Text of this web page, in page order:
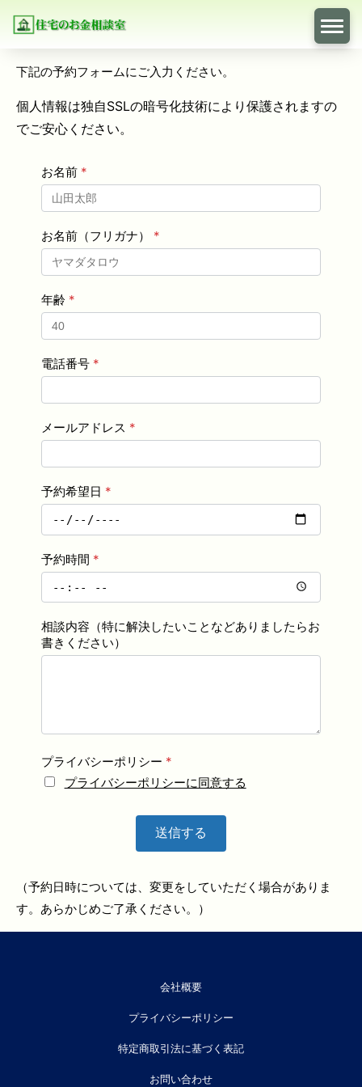
下記の予約フォームにご入力ください。
個人情報は独自SSLの暗号化技術により保護されますの
でご安心ください。
お名前 *
お名前（フリガナ） *
年齢 *
電話番号 *
メールアドレス *
予約希望日 *
予約時間 *
相談内容（特に解決したいことなどありましたらお
書きください）
プライバシーポリシー *
プライバシーポリシーに同意する
送信する
（予約日時については、変更をしていただく場合がありま
す。あらかじめご了承ください。）
会社概要
プライバシーポリシー
特定商取引法に基づく表記
お問い合わせ